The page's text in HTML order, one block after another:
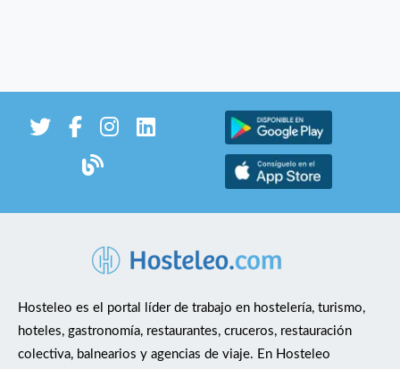
Hosteleo es el portal líder de trabajo en hostelería, turismo,
hoteles, gastronomía, restaurantes, cruceros, restauración
colectiva, balnearios y agencias de viaje. En Hosteleo